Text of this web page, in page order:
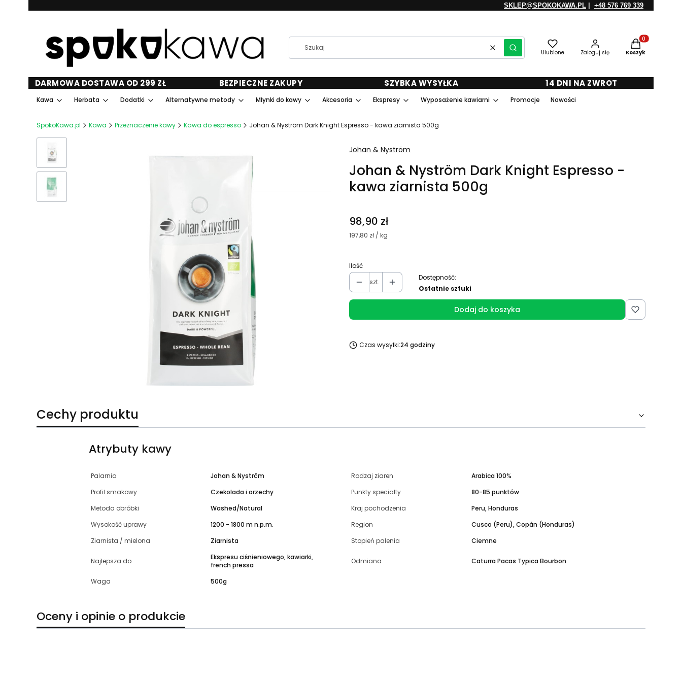
SKLEP@SPOKOKAWA.PL +48 576 769 339
WyczyśćSzukaj Ulubione Zaloguj się
Produkty w
Koszyk
DARMOWA DOSTAWA OD 299 ZŁ BEZPIECZNE ZAKUPY SZYBKA WYSYŁKA 14 DNI NA ZWROT
Kawa Herbata Dodatki Alternatywne metody Młynki do kawy Akcesoria Ekspresy Wyposażenie kawiarni Promocje Nowości
SpokoKawa.pl Kawa Przeznaczenie kawy Kawa do espresso Johan & Nyström Dark Knight Espresso - kawa ziarnista 500g
Johan & Nyström
Johan & Nyström Dark Knight Espresso -
kawa ziarnista 500g
Cena
98,90 zł
197,80 zł / kg
Ilość
szt.
Dostępność:
Ostatnie sztuki
Dodaj do koszyka
Czas wysyłki:24 godziny
Cechy produktu
Atrybuty kawy
Palarnia Johan & Nyström Rodzaj ziaren
Arabica 100%
Profil smakowy
Czekolada i orzechy Punkty specialty
80-85 punktów
Metoda obróbki
Washed/Natural Kraj pochodzenia
Peru, Honduras
Wysokość uprawy
1200 - 1800 m n.p.m. Region
Cusco (Peru), Copán (Honduras)
Ziarnista / mielona
Ziarnista Stopień palenia Ciemne
Najlepsza do
Ekspresu ciśnieniowego, kawiarki,
french pressa
Odmiana Caturra Pacas Typica Bourbon
Waga 500g
Oceny i opinie o produkcie